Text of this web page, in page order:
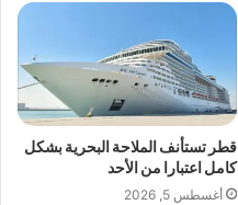
قطر تستأنف الملاحة البحرية بشكل
كامل اعتبارا من الأحد
أغسطس 5, 2026